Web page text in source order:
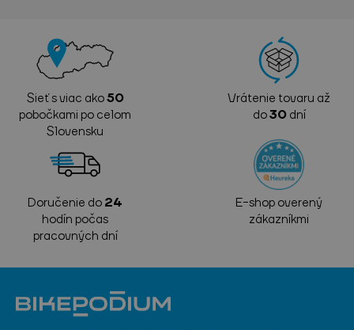
Sieť s viac ako50
pobočkami po celom
Slovensku
Vrátenie tovaru až
do30dní
Doručenie do24
hodín počas
pracovných dní
E-shop overený
zákazníkmi